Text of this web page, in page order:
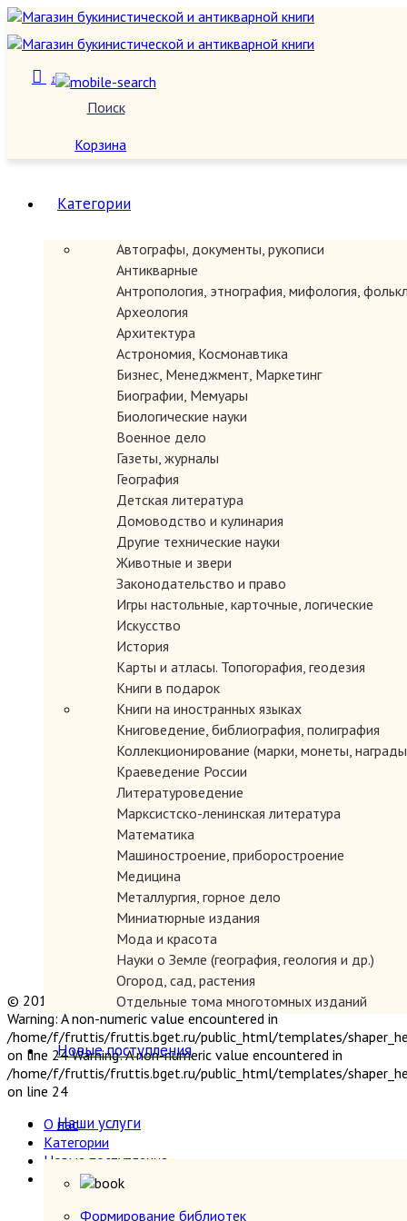
Поиск
1
Корзина
Категории
Автографы, документы, рукописи
Антикварные
Антропология, этнография, мифология,
Археология
Архитектура
Астрономия, Космонавтика
Бизнес, Менеджмент, Маркетинг
Биографии, Мемуары
Биологические науки
Военное дело
Газеты, журналы
География
Детская литература
Домоводство и кулинария
Другие технические науки
Животные и звери
Законодательство и право
Игры настольные, карточные, логические
Искусство
История
Карты и атласы. Топогорафия, геодезия
Книги в подарок
Книги на иностранных языках
Книговедение, библиография, полиграфия
Коллекционирование (марки, монеты,
Краеведение России
Литературоведение
Марксистско-ленинская литература
Математика
Машиностроение, приборостроение
Медицина
Металлургия, горное дело
Миниатюрные издания
Мода и красота
Науки о Земле (география, геология и др.)
Огород, сад, растения
Отдельные тома многотомных изданий
Открытки
Охота и рыбалка
Педагогика
Политология, геополитика, дипломатия
Промышленность, производство
Религия
Сатира и юмор
Новые поступления
Наши услуги
Формирование библиотек
© 2019 "Параграф" Покупка и продажа антикварных книг
Warning: A non-numeric value encountered in
/home/f/fruttis/fruttis.bget.ru/public_html/templates/
on line 24 Warning: A non-numeric value encountered in
/home/f/fruttis/fruttis.bget.ru/public_html/templates/
on line 24
О нас
Категории
Новые поступления
Наши услуги
Прием книг